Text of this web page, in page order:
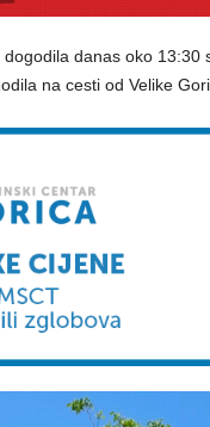
danas oko 13:30
na cesti od Velike